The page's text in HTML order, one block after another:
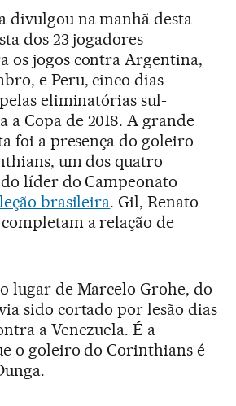
divulgou na manhã desta
dos 23 jogadores
os jogos contra Argentina,
e Peru, cinco dias
eliminatórias sul-
a Copa de 2018. A grande
foi a presença do goleiro
um dos quatro
líder do Campeonato
brasileira. Gil, Renato
a relação de
lugar de Marcelo Grohe, do
sido cortado por lesão dias
a Venezuela. É a
o goleiro do Corinthians é